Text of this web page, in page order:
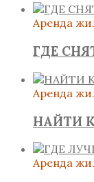
Аренда
ГДЕ
Аренда
НАЙТИ
Аренда